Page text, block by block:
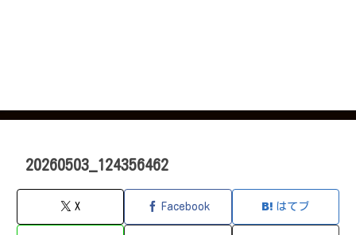
20260503_124356462
X Facebook はてブ